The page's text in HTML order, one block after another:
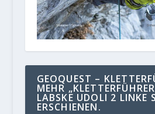
GEOQUEST –
MEHR
LABSKE UDOLI 2 LINKE
ERSCHIENEN.